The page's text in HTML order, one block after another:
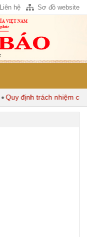
Liên hệ Sơ đồ website
Quy định trách nhiệm